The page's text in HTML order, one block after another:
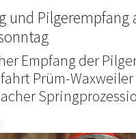
und Pilgerempfang
Empfang der
Prüm-Waxweiler